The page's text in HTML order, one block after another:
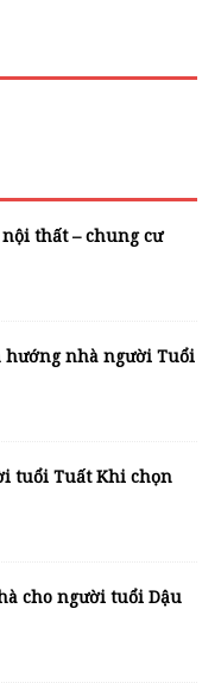
thất – chung cư
nhà người Tuổi
tuổi Tuất Khi chọn
cho người tuổi Dậu